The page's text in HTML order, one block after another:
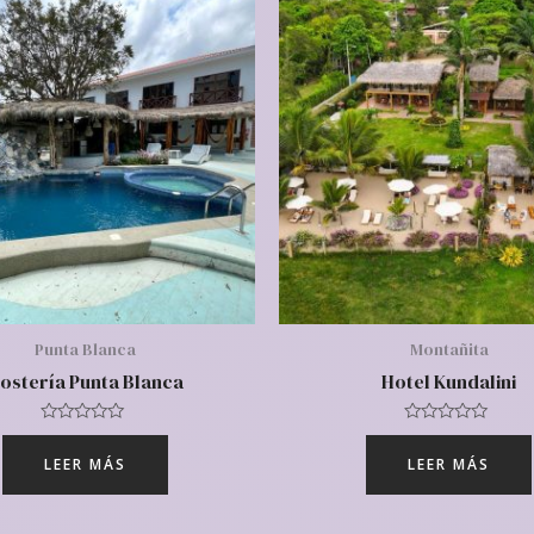
Punta Blanca
Punta Blanca
Valorado
0
5
LEER MÁS
Montañita
Hotel Kundalini
Valorado
0
5
LEER MÁS